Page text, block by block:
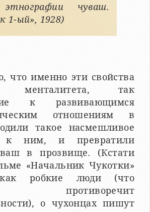
чуваш.
1-ый», 1928)
что именно эти свойства
менталитета, так
к развивающимся
отношениям в
такое насмешливое
к ним, и превратили
в прозвище. (Кстати
«Начальник Чукотки»
робкие люди (что
противоречит
о чухонцах пишут